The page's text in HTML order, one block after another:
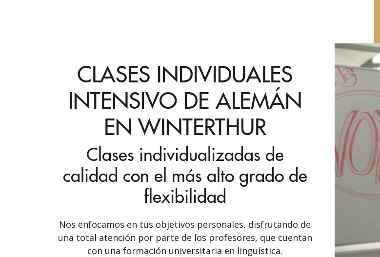
CLASES INDIVIDUALES
INTENSIVO DE ALEMÁN
EN WINTERTHUR
Clases individualizadas de
calidad con el más alto grado de
flexibilidad
Nos enfocamos en tus objetivos personales, disfrutando de
una total atención por parte de los profesores, que cuentan
con una formación universitaria en lingüística.